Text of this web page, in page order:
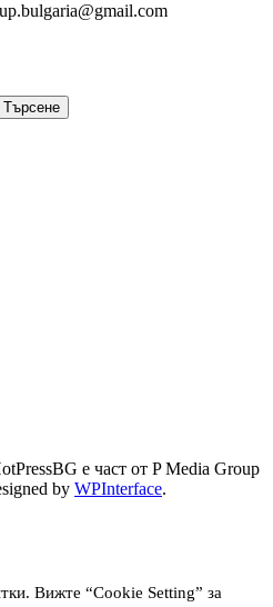
е част от P Media Group
by WPInterface.
Вижте “Cookie Setting” за